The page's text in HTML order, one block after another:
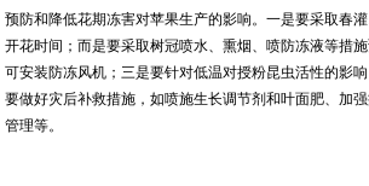
预防和降低花期冻害对苹果生产的影响。一是要采取春
开花时间；而是要采取树冠喷水、熏烟、喷防冻液等措
可安装防冻风机；三是要针对低温对授粉昆虫活性的影
要做好灾后补救措施，如喷施生长调节剂和叶面肥、加
管理等。